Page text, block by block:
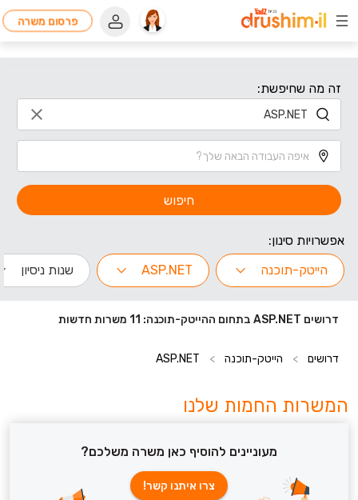
פרסום משרה
זה מה שחיפשת:
חיפוש
אפשרויות סינון:
הייטק-תוכנה
ASP.NET שנות ניסיון
דרושים ASP.NET בתחום ההייטק-תוכנה: 11 משרות חדשות
דרושים > הייטק-תוכנה >
ASP.NET
המשרות החמות שלנו
מעוניינים להוסיף כאן משרה משלכם?
צרו איתנו קשר!